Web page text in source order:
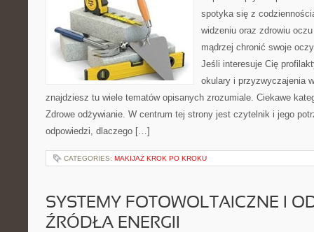
spotyka się z
widzeniu oraz zdrowiu
mądrzej chronić swoje
Jeśli interesuje Cię
okulary i przyzwyczajenia
znajdziesz tu wiele tematów opisanych zrozumiale. Ciekawe
Zdrowe odżywianie. W centrum tej strony jest czytelnik i jego
odpowiedzi, dlaczego […]
CATEGORIES: MAKIJAŻ KROK PO KROKU
SYSTEMY FOTOWOLTAICZNE I
ŹRÓDŁA ENERGII